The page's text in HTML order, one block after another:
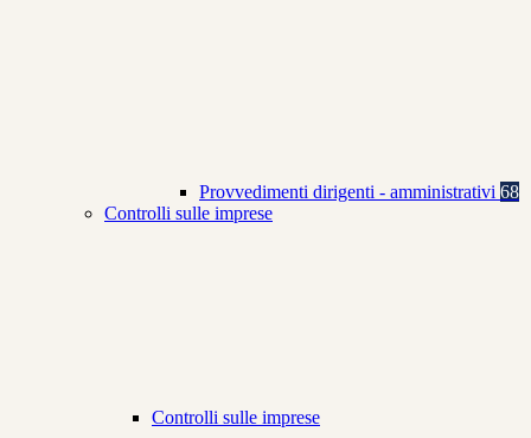
Provvedimenti dirigenti - amministrativi 68
Controlli sulle imprese
Controlli sulle imprese